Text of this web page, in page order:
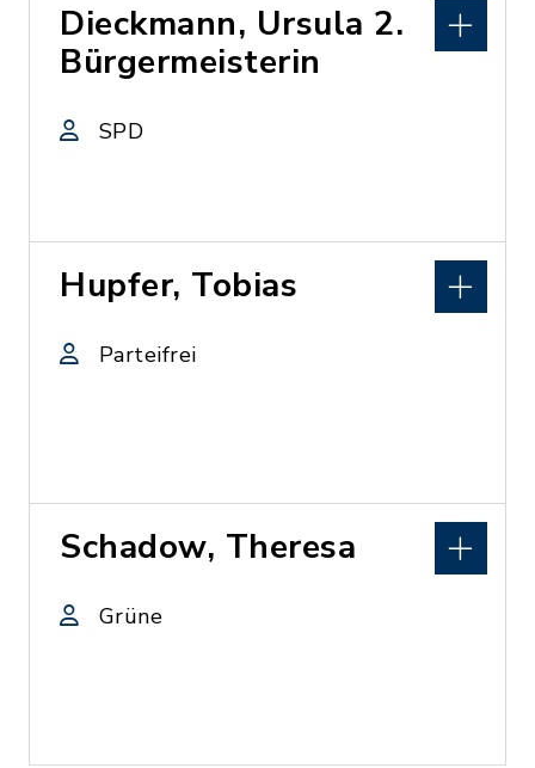
Dieckmann, Ursula 2.
Bürgermeisterin
SPD
Hupfer, Tobias
Parteifrei
Schadow, Theresa
Grüne